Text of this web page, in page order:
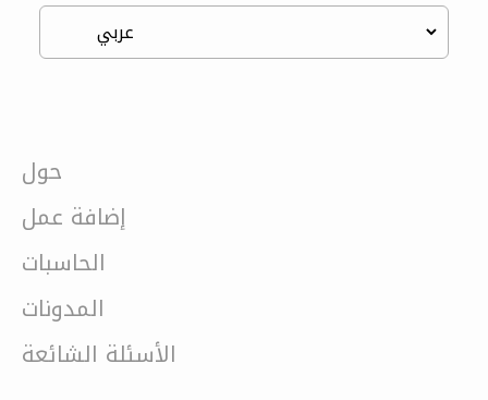
حول
إضافة عمل
الحاسبات
المدونات
الأسئلة الشائعة